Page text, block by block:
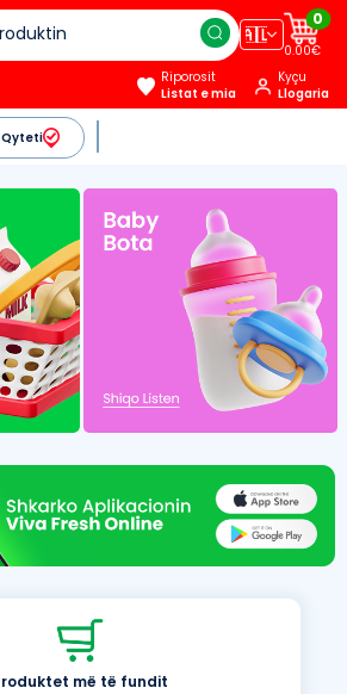
🇦🇱
0
0.00€
Riporosit
Listat e mia
Kyçu
Llogaria
Qyteti
më të fundit